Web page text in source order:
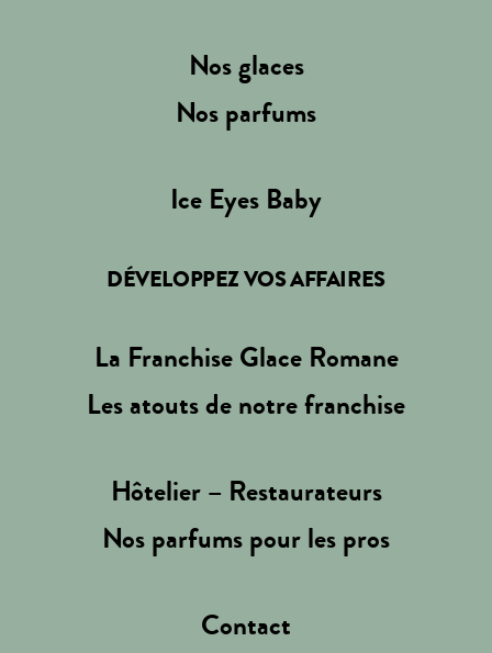
Nos glaces
Nos parfums
Ice Eyes Baby
DÉVELOPPEZ VOS AFFAIRES
La Franchise Glace Romane
Les atouts de notre franchise
Hôtelier – Restaurateurs
Nos parfums pour les pros
Contact